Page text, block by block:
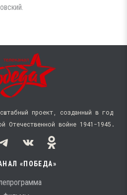
проект, созданный в год
Отечественной войне 1941−1945.
«ПОБЕДА»